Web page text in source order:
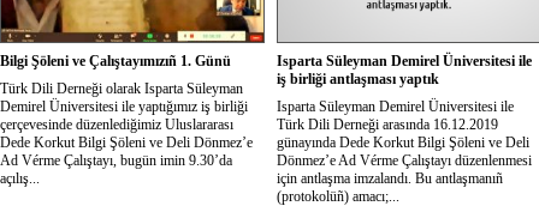
Bilgi Şöleni ve Çalıştayımızıñ 1. Günü
Türk Dili Derneği olarak Isparta Süleyman
Demirel Üniversitesi ile yaptığımız iş birliği
çerçevesinde düzenlediğimiz Uluslararası
Dede Korkut Bilgi Şöleni ve Deli Dönmez’e
Ad Vérme Çalıştayı, bugün imin 9.30’da
açılış...
Isparta Süleyman Demirel Üniversitesi ile
iş birliği antlaşması yaptık
Isparta Süleyman Demirel Üniversitesi ile
Türk Dili Derneği arasında 16.12.2019
günayında Dede Korkut Bilgi Şöleni ve Deli
Dönmez’e Ad Vérme Çalıştayı düzenlenmesi
için antlaşma imzalandı. Bu antlaşmanıñ
(protokolüñ) amacı;...